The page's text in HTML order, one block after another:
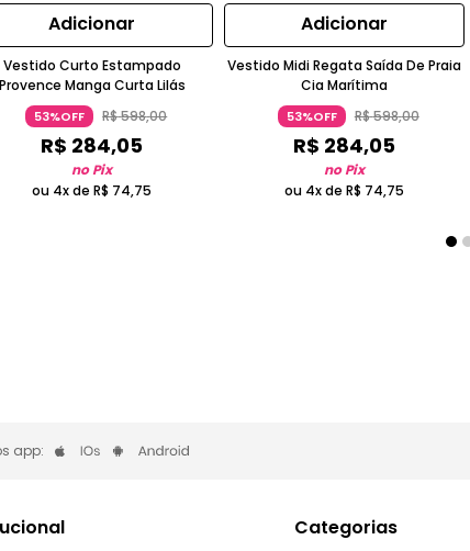
Adicionar
Vestido Curto Estampado
Provence Manga Curta Lilás
53%OFF R$598,00
R$ 284,05
no Pix
ou 4x deR$ 74,75
Adicionar
Vestido Midi Regata Saída De Praia
Cia Marítima
53%OFF R$598,00
R$ 284,05
no Pix
ou 4x de R$ 74,75
app:
Categorias